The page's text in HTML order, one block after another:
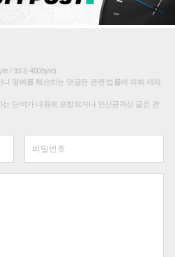
/ 최대 400byte)
명예를 훼손하는 댓글은 관련 법률에 의해 제재
단어가 내용에 포함되거나 인신공격성 글은 관